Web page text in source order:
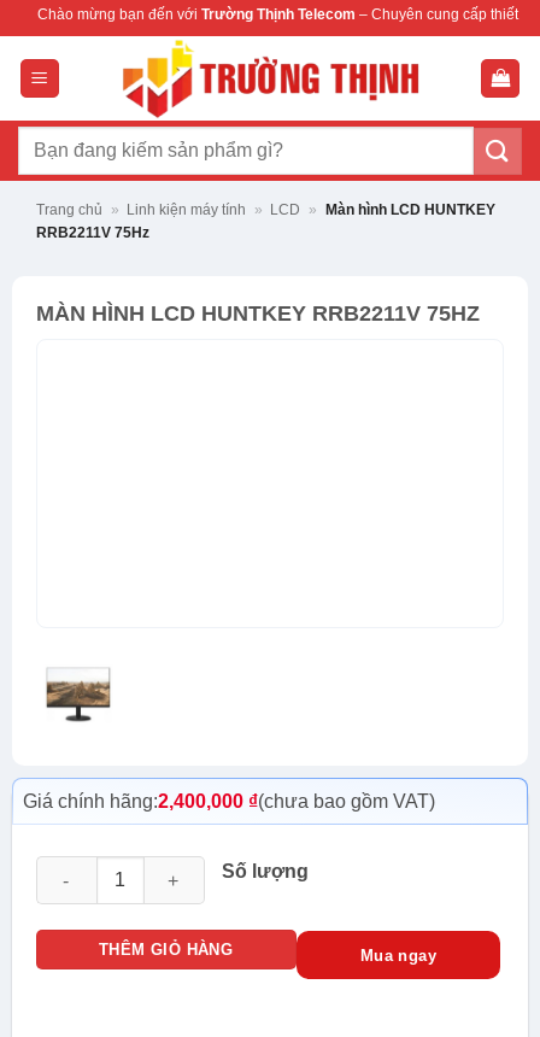
dung
bạn đến vớiTrường Thịnh Telecom – Chuyên cung cấp thiết bị mạng &
Tìm
Trang chủ » Linh kiện máy tính » LCD »
Màn hình LCD HUNTKEY
RRB2211V 75Hz
MÀN HÌNH LCD HUNTKEY RRB2211V 75HZ
Giá chính hãng:2,400,000 ₫(chưa bao gồm VAT)
Số lượng
Màn hình LCD HUNTKEY RRB2211V 75Hz số lượng
THÊM GIỎ HÀNG Mua ngay